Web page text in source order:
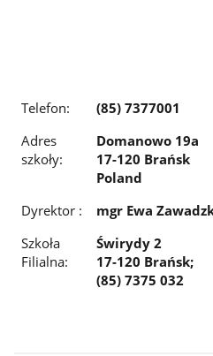
Telefon:
(85) 7377001
Adres
szkoły:
Domanowo 19a
17-120 Brańsk
Poland
Dyrektor :
mgr Ewa
Szkoła
Filialna:
Świrydy 2
17-120 Brańsk;
(85) 7375 032